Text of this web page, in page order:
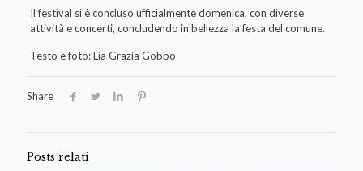
Il festival si è concluso ufficialmente domenica, con diverse
attività e concerti, concludendo in bellezza la festa del comune.
Testo e foto: Lia Grazia Gobbo
Share
Posts relati